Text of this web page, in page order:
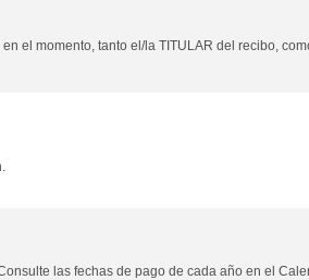
el momento, tanto el/la TITULAR del recibo,
las fechas de pago de cada año en el